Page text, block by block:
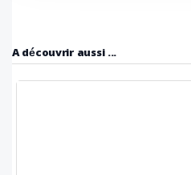
A découvrir aussi ...